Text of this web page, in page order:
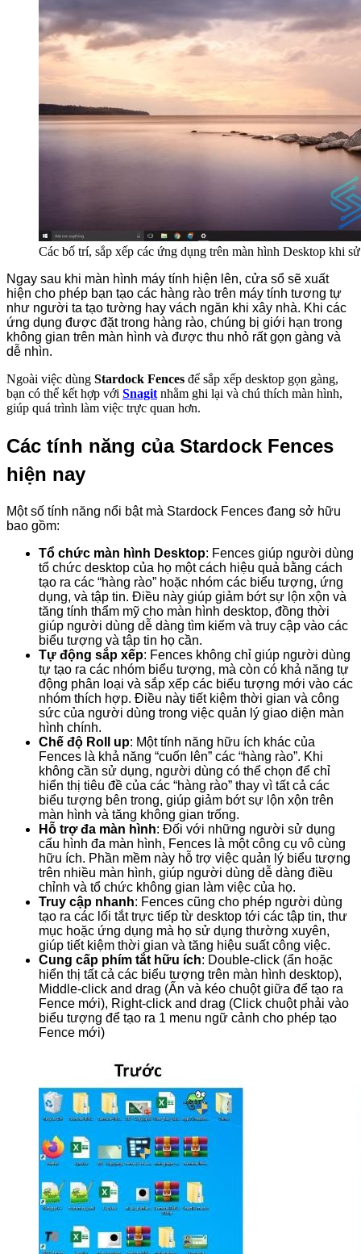
Các bố trí, sắp xếp các ứng dụng trên màn hình Desktop khi
Ngay sau khi màn hình máy tính hiện lên, cửa sổ sẽ xuất
hiện cho phép bạn tạo các hàng rào trên máy tính tương tự
như người ta tạo tường hay vách ngăn khi xây nhà. Khi các
ứng dụng được đặt trong hàng rào, chúng bị giới hạn trong
không gian trên màn hình và được thu nhỏ rất gọn gàng và
dễ nhìn.
Ngoài việc dùng Stardock Fences để sắp xếp desktop gọn gàng,
bạn có thể kết hợp với Snagitnhằm ghi lại và chú thích màn hình,
giúp quá trình làm việc trực quan hơn.
Các tính năng của Stardock Fences
hiện nay
Một số tính năng nổi bật mà Stardock Fences đang sở hữu
bao gồm:
Tổ chức màn hình Desktop: Fences giúp người dùng
tổ chức desktop của họ một cách hiệu quả bằng cách
tạo ra các “hàng rào” hoặc nhóm các biểu tượng, ứng
dụng, và tập tin. Điều này giúp giảm bớt sự lộn xộn và
tăng tính thẩm mỹ cho màn hình desktop, đồng thời
giúp người dùng dễ dàng tìm kiếm và truy cập vào các
biểu tượng và tập tin họ cần.
Tự động sắp xếp: Fences không chỉ giúp người dùng
tự tạo ra các nhóm biểu tượng, mà còn có khả năng tự
động phân loại và sắp xếp các biểu tượng mới vào các
nhóm thích hợp. Điều này tiết kiệm thời gian và công
sức của người dùng trong việc quản lý giao diện màn
hình chính.
Chế độ Roll up: Một tính năng hữu ích khác của
Fences là khả năng “cuốn lên” các “hàng rào”. Khi
không cần sử dụng, người dùng có thể chọn để chỉ
hiển thị tiêu đề của các “hàng rào” thay vì tất cả các
biểu tượng bên trong, giúp giảm bớt sự lộn xộn trên
màn hình và tăng không gian trống.
Hỗ trợ đa màn hình: Đối với những người sử dụng
cấu hình đa màn hình, Fences là một công cụ vô cùng
hữu ích. Phần mềm này hỗ trợ việc quản lý biểu tượng
trên nhiều màn hình, giúp người dùng dễ dàng điều
chỉnh và tổ chức không gian làm việc của họ.
Truy cập nhanh: Fences cũng cho phép người dùng
tạo ra các lối tắt trực tiếp từ desktop tới các tập tin, thư
mục hoặc ứng dụng mà họ sử dụng thường xuyên,
giúp tiết kiệm thời gian và tăng hiệu suất công việc.
Cung cấp phím tắt hữu ích: Double-click (ẩn hoặc
hiển thị tất cả các biểu tượng trên màn hình desktop),
Middle-click and drag (Ấn và kéo chuột giữa để tạo ra
Fence mới), Right-click and drag (Click chuột phải vào
biểu tượng để tạo ra 1 menu ngữ cảnh cho phép tạo
Fence mới)